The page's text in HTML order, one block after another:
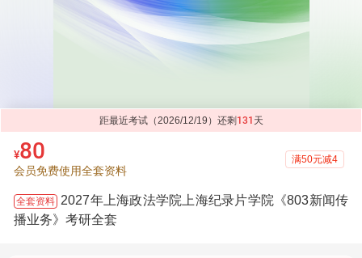
距最近考试（2026/12/19）还剩 131 天
¥80
会员免费使用全套资料
满50元减4
全套资料 2027年上海政法学院上海纪录片学院《803新闻传
播业务》考研全套